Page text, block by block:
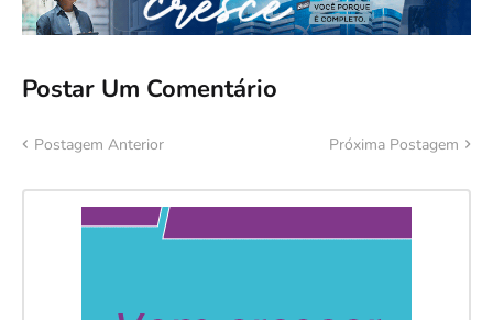
Postar Um Comentário
Postagem Anterior Próxima Postagem